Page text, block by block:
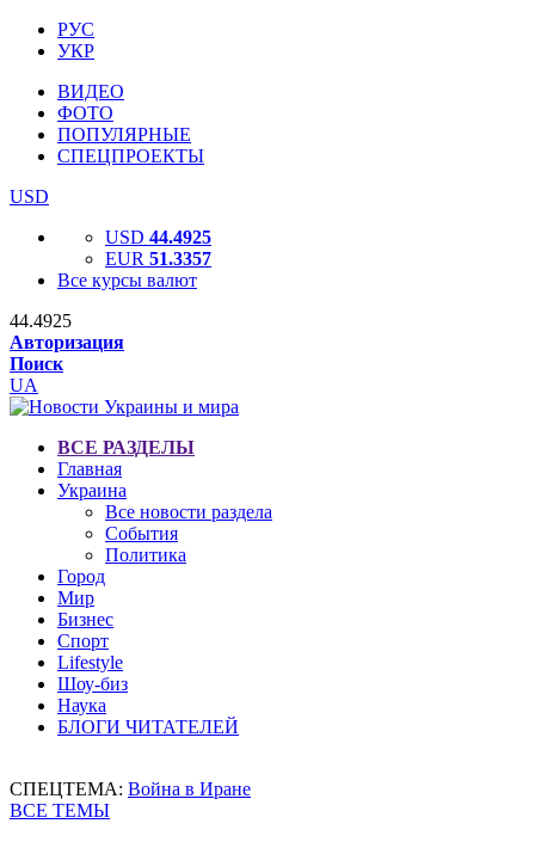
РУС
УКР
ВИДЕО
ФОТО
ПОПУЛЯРНЫЕ
СПЕЦПРОЕКТЫ
USD
USD 44.4925
EUR 51.3357
Все курсы валют
44.4925
Авторизация
Поиск
UA
ВСЕ РАЗДЕЛЫ
Главная
Украина
Все новости раздела
События
Политика
Город
Мир
Бизнес
Спорт
Lifestyle
Шоу-биз
Наука
БЛОГИ ЧИТАТЕЛЕЙ
СПЕЦТЕМА: Война в Иране
ВСЕ ТЕМЫ